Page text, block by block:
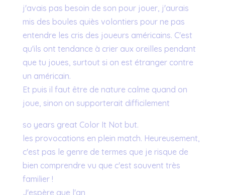
j'avais pas besoin de son pour jouer, j'aurais
mis des boules quiès volontiers pour ne pas
entendre les cris des joueurs américains. C'est
qu'ils ont tendance à crier aux oreilles pendant
que tu joues, surtout si on est étranger contre
un américain.
Et puis il faut être de nature calme quand on
joue, sinon on supporterait difficilement
so years great Color It Not but.
les provocations en plein match. Heureusement,
c'est pas le genre de termes que je risque de
bien comprendre vu que c'est souvent très
familier !
J'espère que l'an